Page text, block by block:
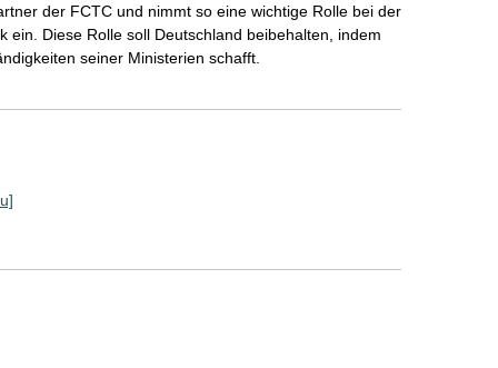
der FCTC und nimmt so eine wichtige Rolle bei der
ein. Diese Rolle soll Deutschland beibehalten, indem
seiner Ministerien schafft.